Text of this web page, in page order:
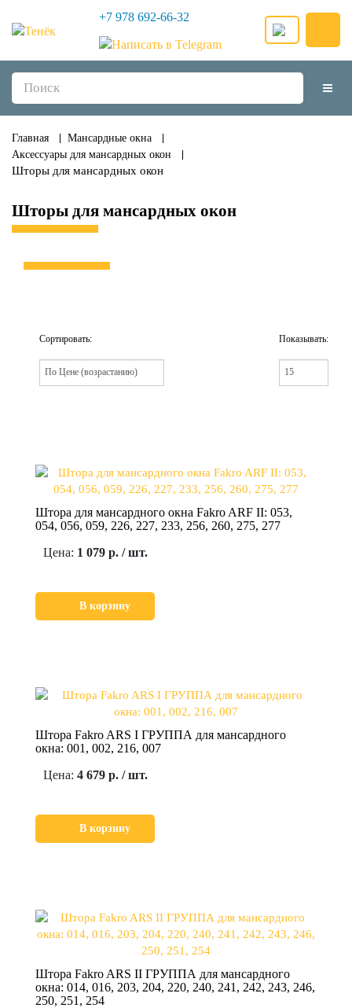
+7 978 692-66-32
Главная
Мансардные окна
Аксессуары для мансардных окон
Шторы для мансардных окон
Шторы для мансардных окон
Сортировать: Показывать:
Штора для мансардного окна Fakro ARF II: 053,
054, 056, 059, 226, 227, 233, 256, 260, 275, 277
Цена: 1 079 р. / шт.
В корзину
Штора Fakro ARS I ГРУППА для мансардного
окна: 001, 002, 216, 007
Цена: 4 679 р. / шт.
В корзину
Штора Fakro ARS II ГРУППА для мансардного
окна: 014, 016, 203, 204, 220, 240, 241, 242, 243, 246,
250, 251, 254